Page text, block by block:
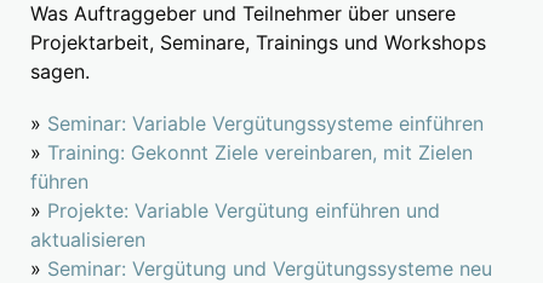
Was Auftraggeber und Teilnehmer über unsere
Projektarbeit, Seminare, Trainings und Workshops
sagen.
» Seminar: Variable Vergütungssysteme einführen
» Training: Gekonnt Ziele vereinbaren, mit Zielen
führen
» Projekte: Variable Vergütung einführen und
aktualisieren
» Seminar: Vergütung und Vergütungssysteme neu